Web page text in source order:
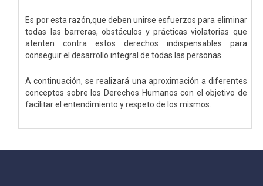
Es por esta razón,que deben unirse esfuerzos para eliminar
todas las barreras, obstáculos y prácticas violatorias que
atenten contra estos derechos indispensables para
conseguir el desarrollo integral de todas las personas.
A continuación, se realizará una aproximación a diferentes
conceptos sobre los Derechos Humanos con el objetivo de
facilitar el entendimiento y respeto de los mismos.